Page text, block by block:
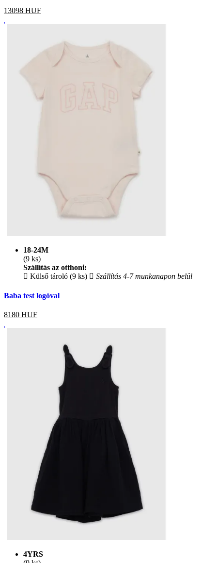
13098 HUF
18-24M
(9 ks)
Szállítás az otthoni:
Külső tároló (9 ks)
Szállítás 4-7 munkanapon belül
Baba test logóval
8180 HUF
4YRS